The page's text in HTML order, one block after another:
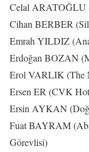
Celal ARATOĞLU
Cihan BERBER
Emrah YILDIZ
Erdoğan BOZAN
Erol VARLIK (The
Ersen ER (CVK
Ersin AYKAN
Fuat BAYRAM
Görevlisi)